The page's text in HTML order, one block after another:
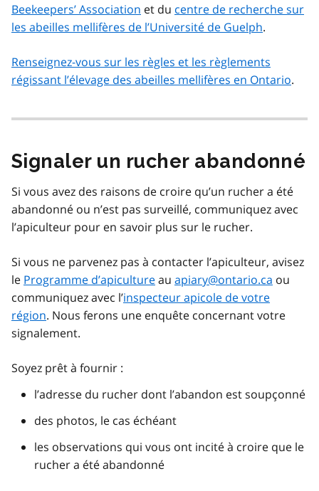
Beekeepers’ Association et du centre de recherche sur
les abeilles mellifères de l’Université de Guelph.
Renseignez-vous sur les règles et les règlements
régissant l’élevage des abeilles mellifères en Ontario.
Signaler un rucher abandonné
Si vous avez des raisons de croire qu’un rucher a été
abandonné ou n’est pas surveillé, communiquez avec
l’apiculteur pour en savoir plus sur le rucher.
Si vous ne parvenez pas à contacter l’apiculteur, avisez
le Programme d’apicultureau apiary@ontario.ca ou
communiquez avec l’inspecteur apicole de votre
région. Nous ferons une enquête concernant votre
signalement.
Soyez prêt à fournir :
l’adresse du rucher dont l’abandon est soupçonné
des photos, le cas échéant
les observations qui vous ont incité à croire que le
rucher a été abandonné